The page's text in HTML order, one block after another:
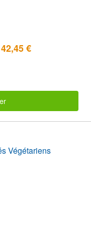
€
Végétariens